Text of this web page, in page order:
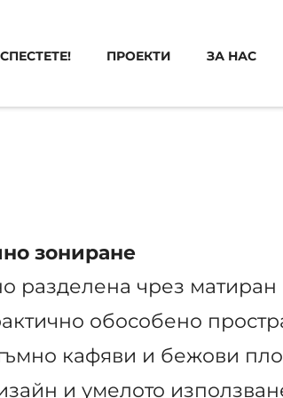
– компетентно и в срок
СПЕСТЕТЕ! ПРОЕКТИ ЗА НАС
зониране
разделена чрез матиран
обособено
кафяви и бежови
и умелото